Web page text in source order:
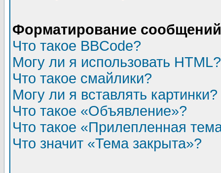
Форматирование
Что такое BBCode?
Могу ли я использовать HTML?
Что такое смайлики?
Могу ли я вставлять картинки?
Что такое «Объявление»?
Что такое «Прилепленная
Что значит «Тема закрыта»?